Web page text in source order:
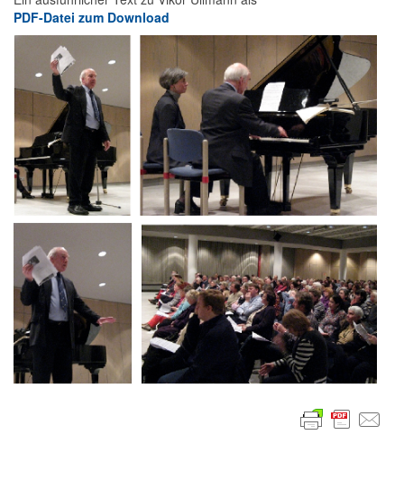
PDF-Datei zum Download